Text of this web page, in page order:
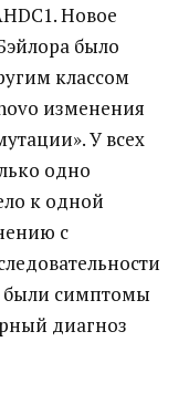
Новое
было
классом
изменения
У всех
одно
к одной
с
были симптомы
диагноз